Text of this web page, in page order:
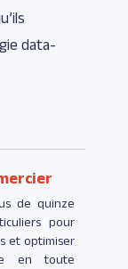
data-
de quinze
pour
et optimiser
en toute